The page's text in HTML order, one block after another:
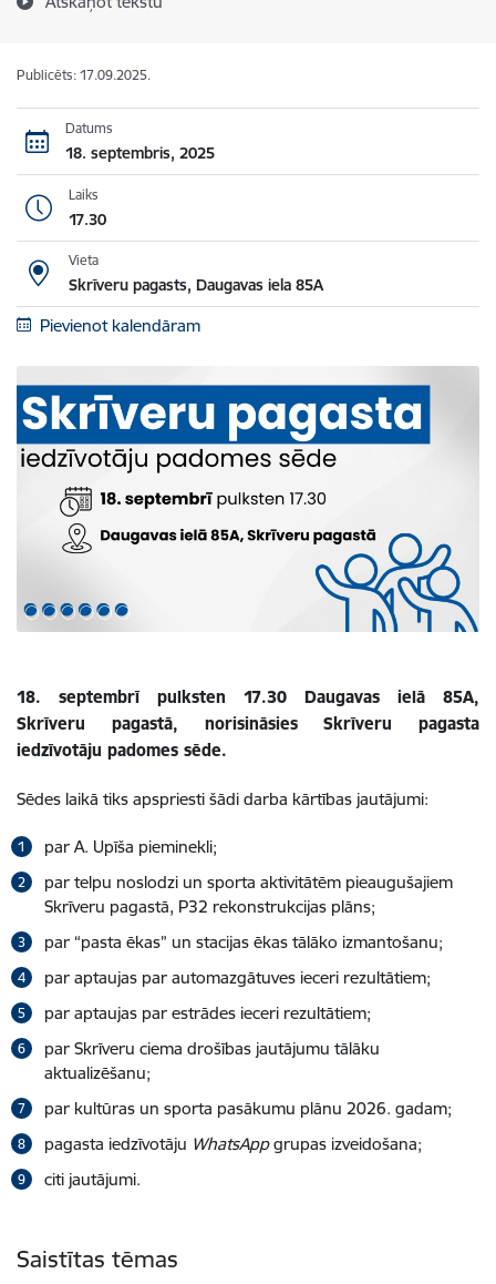
Publicēts: 17.09.2025.
Datums
18. septembris, 2025
Laiks
17.30
Vieta
Skrīveru pagasts, Daugavas iela 85A
Pievienot kalendāram
18. septembrī pulksten 17.30 Daugavas ielā 85A,
Skrīveru pagastā, norisināsies Skrīveru pagasta
iedzīvotāju padomes sēde.
Sēdes laikā tiks apspriesti šādi darba kārtības jautājumi:
par A. Upīša pieminekli;
par telpu noslodzi un sporta aktivitātēm pieaugušajiem
Skrīveru pagastā, P32 rekonstrukcijas plāns;
par “pasta ēkas” un stacijas ēkas tālāko izmantošanu;
par aptaujas par automazgātuves ieceri rezultātiem;
par aptaujas par estrādes ieceri rezultātiem;
par Skrīveru ciema drošības jautājumu tālāku
aktualizēšanu;
par kultūras un sporta pasākumu plānu 2026. gadam;
pagasta iedzīvotāju WhatsAppgrupas izveidošana;
citi jautājumi.
Saistītas tēmas